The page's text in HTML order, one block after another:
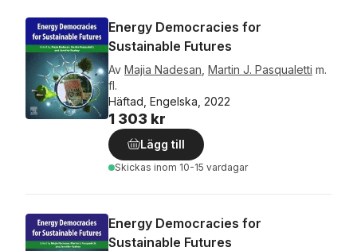
Energy Democracies for
Sustainable Futures
Av Majia Nadesan Martin J. Pasqualetti m.
fl.
Häftad, Engelska, 2022
1 303 kr
Lägg till
Skickas inom 10-15 vardagar
Energy Democracies for
Sustainable Futures